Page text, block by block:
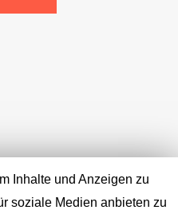
Inhalte und Anzeigen zu
soziale Medien anbieten zu